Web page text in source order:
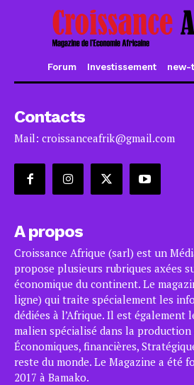
Forum Investissement new-
Contacts
Mail: croissanceafrik@gmail.com
A propos
Croissance Afrique (sarl) est un
propose plusieurs rubriques axées
économique du continent. Le
ligne) qui traite spécialement les
dédiées à l’Afrique. Il est également
malien spécialisé dans la production
Économiques, financières,
reste du monde. Le Magazine a été
2017 à Bamako.